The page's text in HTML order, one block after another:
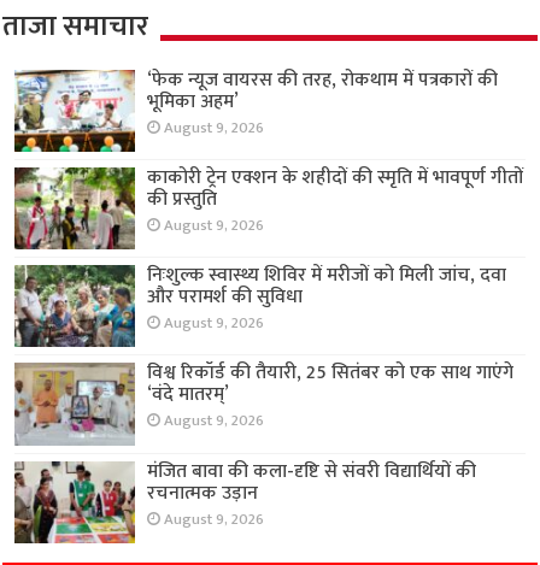
ताजा समाचार
‘फेक न्यूज वायरस की तरह, रोकथाम में पत्रकारों की
भूमिका अहम’
August 9, 2026
काकोरी ट्रेन एक्शन के शहीदों की स्मृति में भावपूर्ण गीतों
की प्रस्तुति
August 9, 2026
निःशुल्क स्वास्थ्य शिविर में मरीजों को मिली जांच, दवा
और परामर्श की सुविधा
August 9, 2026
विश्व रिकॉर्ड की तैयारी, 25 सितंबर को एक साथ गाएंगे
‘वंदे मातरम्’
August 9, 2026
मंजित बावा की कला-दृष्टि से संवरी विद्यार्थियों की
रचनात्मक उड़ान
August 9, 2026